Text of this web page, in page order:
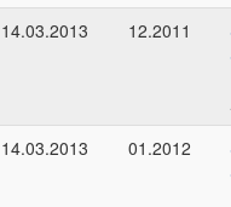
14.03.2013
12.2011
14.03.2013
01.2012